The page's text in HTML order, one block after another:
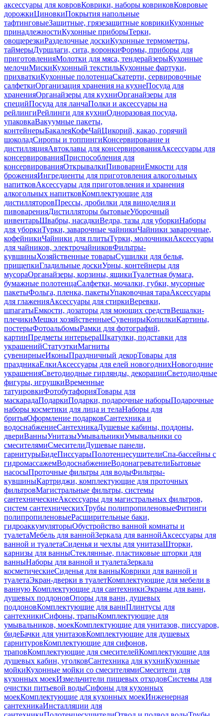
аксессуары для ковровКоврики, наборы ковриковКовровые
дорожкиЦиновкиПокрытия напольные
тафтинговыеЗащитные, грязезащитные коврикиКухонные
принадлежностиКухонные приборыТерки,
овощерезкиРазделочные доскиКухонные термометры,
таймерыДуршлаги, сита, воронкиФормы, приборы для
приготовленияМолотки для мяса, тендерайзерыКухонные
мелочиМискиКухонный текстильКухонные фартуки,
прихваткиКухонные полотенцаСкатерти, сервировочные
салфеткиОрганизация хранения на кухнеПосуда для
храненияОрганайзеры для кухниОрганайзеры для
специйПосуда для ланчаПолки и аксессуары на
рейлингиРейлинги для кухниОдноразовая посуда,
упаковкаВакуумные пакеты,
контейнерыБакалеяКофеЧайЦикорий, какао, горячий
шоколадСиропы и топпингиКонсервирование и
дистилляцияАвтоклавы для консервированияАксессуары для
консервированияПриспособления для
консервированияОткрывалкиПивоварниЕмкости для
броженияИнгредиенты для приготовления алкогольных
напитковАксессуары для приготовления и хранения
алкогольных напитковКомплектующие для
дистилляторовПрессы, дробилки для виноделия и
пивоваренияДистилляторы бытовыеУборочный
инвентарьШвабры, насадкиВедра, тазы для уборкиНаборы
для уборкиТурки, заварочные чайникиЧайники заварочные,
кофейникиЧайники для плитыТурки, молочникиАксессуары
для чайников, электрочайниковФильтры-
кувшиныХозяйственные товарыСушилки для белья,
прищепкиГладильные доскиУрны, контейнеры для
мусораОрганайзеры, корзины, ящикиТуалетная бумага,
бумажные полотенцаСалфетки, мочалки, губки, мусорные
пакетыФольга, пленка, пакетыУпаковочная тараАксессуары
для глаженияАксессуары для стиркиВеревки,
шпагатыЕмкости, дозаторы для моющих средствВешалки-
плечикиМешки хозяйственныеСувенирыКопилкиКартины,
постерыФотоальбомыРамки для фотографий,
картинПредметы интерьераШкатулки, подставки для
украшенийСтатуэткиМагниты
сувенирныеИконыПраздничный декорТовары для
праздникаЕлкиАксессуары для елей новогоднихНовогодние
украшенияСветодиодные гирлянды, декорацииСветодиодные
фигуры, игрушкиВременные
татуировкиФотобутафорияТовары для
маскарадаПодаркиПодарки, подарочные наборыПодарочные
наборы косметики для лица и телаНаборы для
бритьяОформление подарковСантехника и
водоснабжениеСантехникаДушевые кабины, поддоны,
двериВанныУнитазыУмывальникиУмывальники со
смесителямиСмесителиДушевые панели,
гарнитурыБидеПиссуарыПолотенцесушителиСпа-бассейны с
гидромассажемВодоснабжениеВодонагревателиБытовые
насосыПроточные фильтры для водыФильтры-
кувшиныКартриджи, комплектующие для проточных
фильтровМагистральные фильтры, системы
сантехническиеАксессуары для магистральных фильтров,
систем сантехническихТрубы полипропиленовыеФитинги
полипропиленовыеРасширительные баки,
гидроаккумуляторыОбустройство ванной комнаты и
туалетаМебель для ваннойЗеркала для ваннойАксессуары для
ванной и туалетаСиденья и чехлы для унитазаШторки,
карнизы для ванныСтеклянные, пластиковые шторки для
ванныНаборы для ванной и туалетаЗеркала
косметическиеСиденья для ванныКоврики для ванной и
туалетаЭкран-дверки в туалетКомплектующие для мебели в
ванную Комплектующие для сантехникиЭкраны для ванн,
душевых поддоновОпоры для ванн, душевых
поддоновКомплектующие для ваннПлинтусы для
сантехникиСифоны, трапыКомплектующие для
умывальников, моекКомплектующие для унитазов, писсуаров,
бидеБачки для унитазовКомплектующие для душевых
гарнитуровКомплектующие для сифонов,
траповКомплектующие для смесителейКомплектующие для
душевых кабин, уголковСантехника для кухниКухонные
мойкиКухонные мойки со смесителямиСмесители для
кухонных моекИзмельчители пищевых отходовСистемы для
очистки питьевой водыСифоны для кухонных
моекКомплектующие для кухонных моекИнженерная
сантехникаИнсталляции для